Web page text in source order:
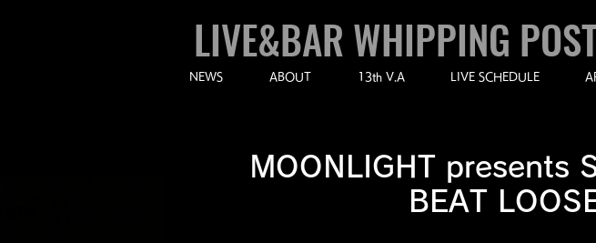
LIVE&BAR WHIPPING
NEWS ABOUT 13th V.A LIVE SCHEDULE
MOONLIGHT presents
BEAT